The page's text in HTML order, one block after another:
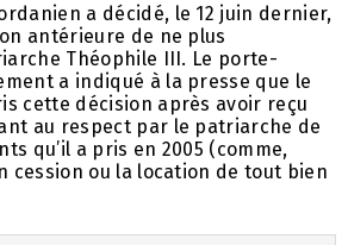
a décidé, le 12 juin dernier,
antérieure de ne plus
Théophile III. Le porte-
a indiqué à la presse que le
cette décision après avoir reçu
au respect par le patriarche de
qu’il a pris en 2005 (comme,
cession ou la location de tout bien